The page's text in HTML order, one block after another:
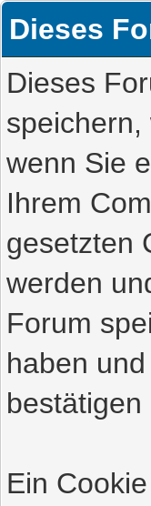
Dieses
Dieses
wenn Sie
Ihrem
gesetzten
werden
Forum
haben
Ein